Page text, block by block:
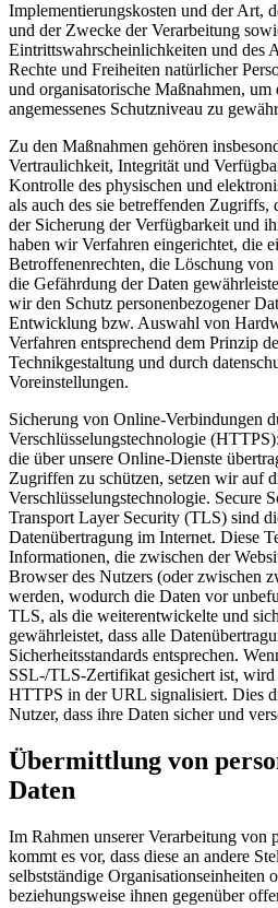
Implementierungskosten und der Art,
und der Zwecke der Verarbeitung
Eintrittswahrscheinlichkeiten und des
Rechte und Freiheiten natürlicher
und organisatorische Maßnahmen,
angemessenes Schutzniveau zu
Zu den Maßnahmen gehören
Vertraulichkeit, Integrität und
Kontrolle des physischen und
als auch des sie betreffenden Zugriffs,
der Sicherung der Verfügbarkeit und
haben wir Verfahren eingerichtet, die
Betroffenenrechten, die Löschung
die Gefährdung der Daten
wir den Schutz personenbezogener
Entwicklung bzw. Auswahl von
Verfahren entsprechend dem Prinzip
Technikgestaltung und durch
Voreinstellungen.
Sicherung von Online-Verbindungen
Verschlüsselungstechnologie
die über unsere Online-Dienste
Zugriffen zu schützen, setzen wir auf
Verschlüsselungstechnologie. Secure
Transport Layer Security (TLS) sind
Datenübertragung im Internet. Diese
Informationen, die zwischen der
Browser des Nutzers (oder zwischen
werden, wodurch die Daten vor
TLS, als die weiterentwickelte und
gewährleistet, dass alle
Sicherheitsstandards entsprechen.
SSL-/TLS-Zertifikat gesichert ist,
HTTPS in der URL signalisiert. Dies
Nutzer, dass ihre Daten sicher und
Übermittlung von
Daten
Im Rahmen unserer Verarbeitung von
kommt es vor, dass diese an andere
selbstständige Organisationseinheiten
beziehungsweise ihnen gegenüber